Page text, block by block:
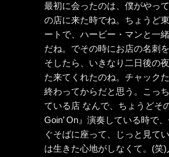
最初に会ったのは、僕がやっ
の店に来た時でね。ちょうど
ートで、ハービー・マンと一
だね。でその時にお店の名刺を
そしたら、いきなり二日後の
た来てくれたのね。チャック
終わってからだと思う。こっ
ている店 なんで、ちょうどそ
Goin’ On』演奏している時で
ぐそばに座って、じっと見て
は生きた心地がしなくて。(笑